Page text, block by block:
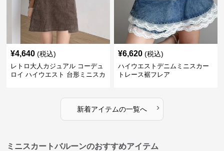
¥4,640 (税込)
レトロ大人カジュアル コーデュ
ロイ ハイウエスト 台形ミニスカ
¥6,620 (税込)
ハイウエストデニムミニスカー
トレース裾フレア
新着アイテムの一覧へ ›
ミニスカートバルーンのおすすめアイテム